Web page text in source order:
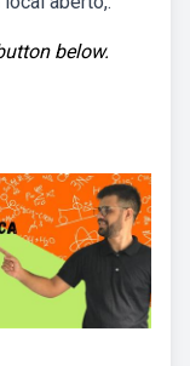
below.